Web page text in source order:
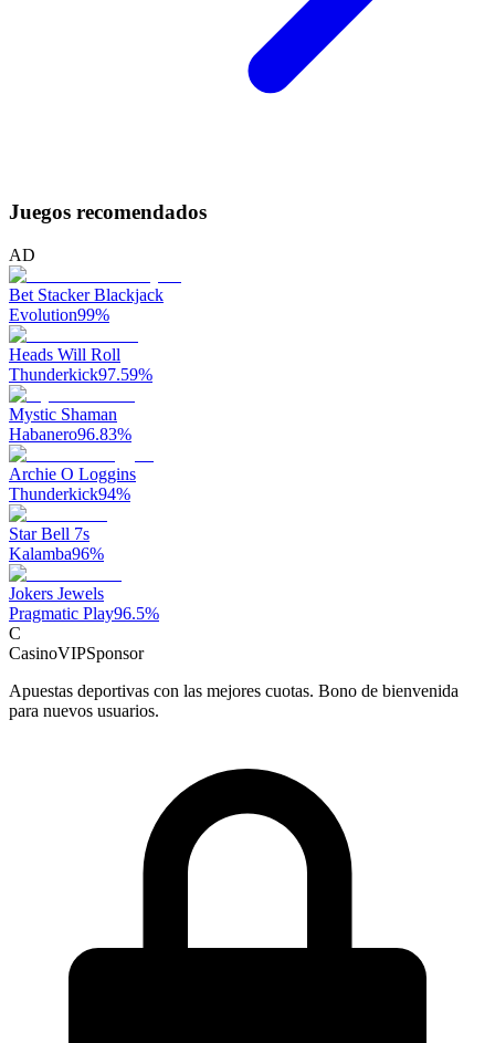
Juegos recomendados
AD
Bet Stacker Blackjack
Evolution99%
Heads Will Roll
Thunderkick97.59%
Mystic Shaman
Habanero96.83%
Archie O Loggins
Thunderkick94%
Star Bell 7s
Kalamba96%
Jokers Jewels
Pragmatic Play96.5%
C
CasinoVIPSponsor
Apuestas deportivas con las mejores cuotas. Bono de bienvenida
para nuevos usuarios.